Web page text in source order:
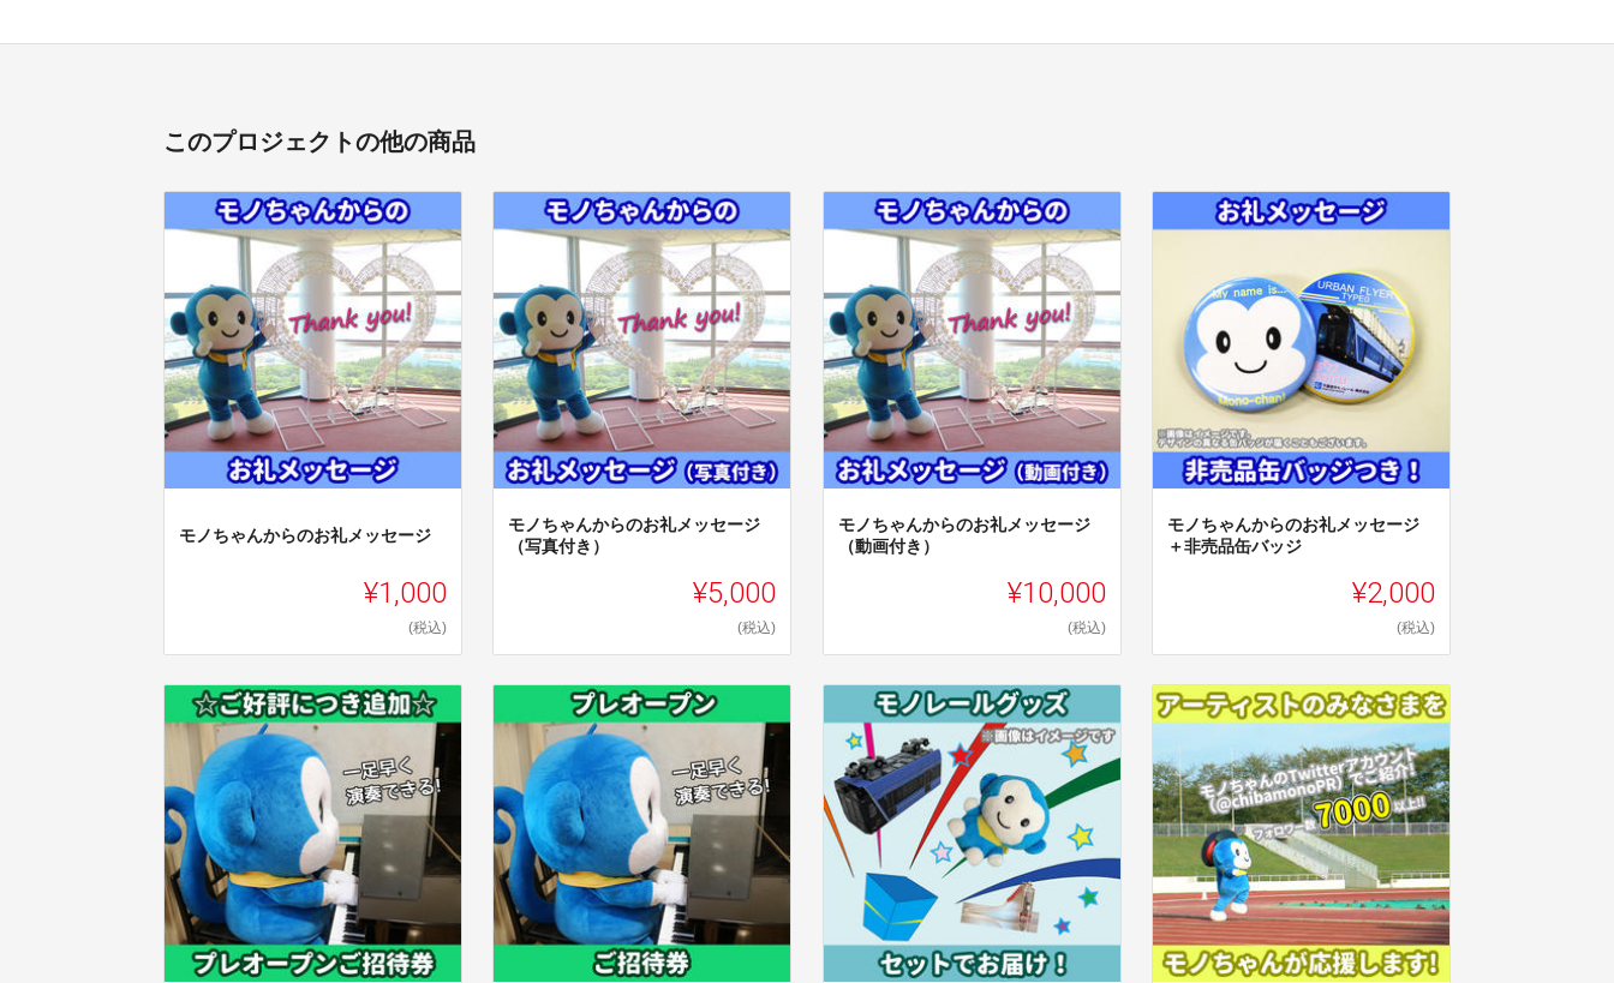
このプロジェクトの他の商品
モノちゃんからのお礼メッセージ
¥1,000
(税込)
モノちゃんからのお礼メッセージ
（写真付き）
¥5,000
(税込)
モノちゃんからのお礼メッセージ
（動画付き）
¥10,000
(税込)
モノちゃんからのお礼メッセージ
＋非売品缶バッジ
¥2,000
(税込)